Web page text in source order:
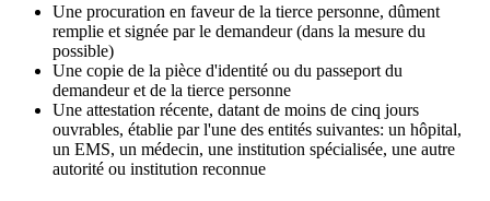
Une procuration en faveur de la tierce personne, dûment
remplie et signée par le demandeur (dans la mesure du
possible)
Une copie de la pièce d'identité ou du passeport du
demandeur et de la tierce personne
Une attestation récente, datant de moins de cinq jours
ouvrables, établie par l'une des entités suivantes: un hôpital,
un EMS, un médecin, une institution spécialisée, une autre
autorité ou institution reconnue